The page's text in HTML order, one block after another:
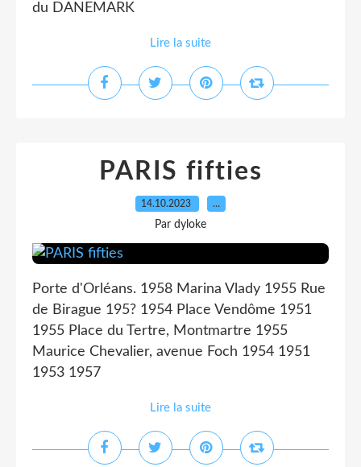
du DANEMARK
Lire la suite
PARIS fifties
14.10.2023 …
Par dyloke
Porte d'Orléans. 1958 Marina Vlady 1955 Rue
de Birague 195? 1954 Place Vendôme 1951
1955 Place du Tertre, Montmartre 1955
Maurice Chevalier, avenue Foch 1954 1951
1953 1957
Lire la suite